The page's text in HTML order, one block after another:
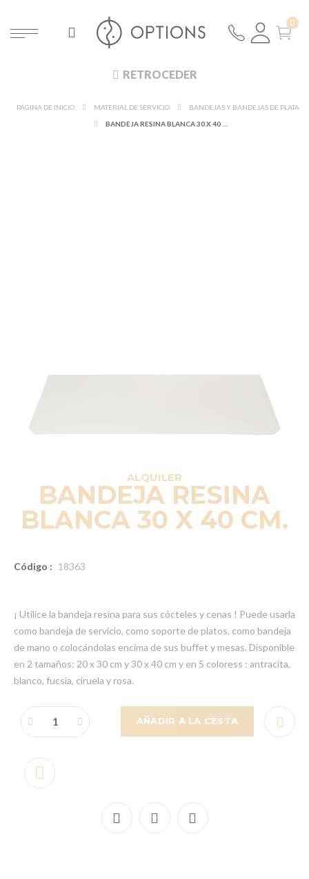
RETROCEDER
PÁGINA DE INICIO MATERIAL DE SERVICIO
BANDEJAS Y BANDEJAS DE PLATA
ALQUILER
BANDEJA RESINA
BLANCA 30 X 40 CM.
Código : 18363
¡ Utilice la bandeja resina para sus cócteles y cenas ! Puede usarla
como bandeja de servicio, como soporte de platos, como bandeja
de mano o colocándolas encima de sus buffet y mesas. Disponible
en 2 tamaños: 20 x 30 cm y 30 x 40 cm y en 5 coloress : antracita,
blanco, fucsia, ciruela y rosa.
AÑADIR A LA CESTA